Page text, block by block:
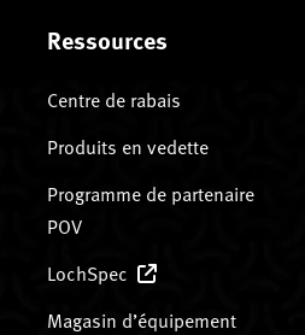
Ressources
Centre de rabais
Produits en vedette
Programme de partenaire
POV
LochSpec
Magasin d’équipement